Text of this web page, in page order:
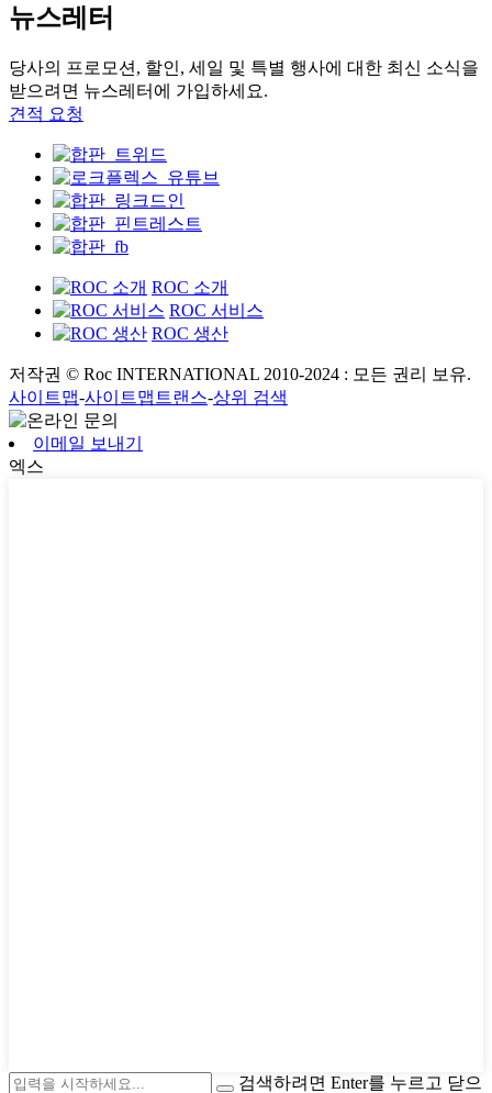
뉴스레터
당사의 프로모션, 할인, 세일 ​​및 특별 행사에 대한 최신 소식을
받으려면 뉴스레터에 가입하세요.
견적 요청
ROC 소개
ROC 서비스
ROC 생산
저작권 © Roc INTERNATIONAL 2010-2024 : 모든 권리 보유.
사이트맵-사이트맵트랜스-상위 검색
이메일 보내기
엑스
검색하려면 Enter를 누르고 닫으